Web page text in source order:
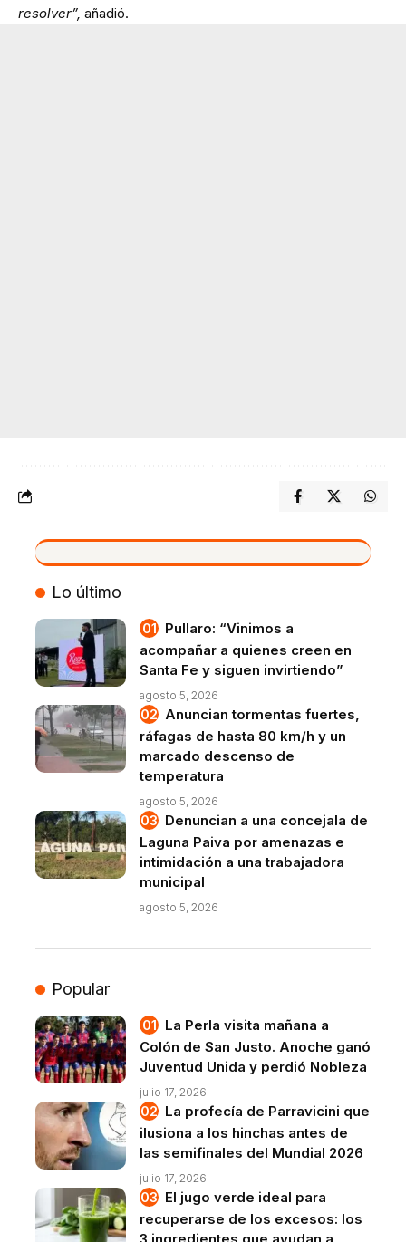
resolver”, añadió.
VIVO
Lo último
Pullaro: “Vinimos a
acompañar a quienes creen en
Santa Fe y siguen invirtiendo”
agosto 5, 2026
Anuncian tormentas fuertes,
ráfagas de hasta 80 km/h y un
marcado descenso de
temperatura
agosto 5, 2026
Denuncian a una concejala de
Laguna Paiva por amenazas e
intimidación a una trabajadora
municipal
agosto 5, 2026
Popular
La Perla visita mañana a
Colón de San Justo. Anoche ganó
Juventud Unida y perdió Nobleza
julio 17, 2026
La profecía de Parravicini que
ilusiona a los hinchas antes de
las semifinales del Mundial 2026
julio 17, 2026
El jugo verde ideal para
recuperarse de los excesos: los